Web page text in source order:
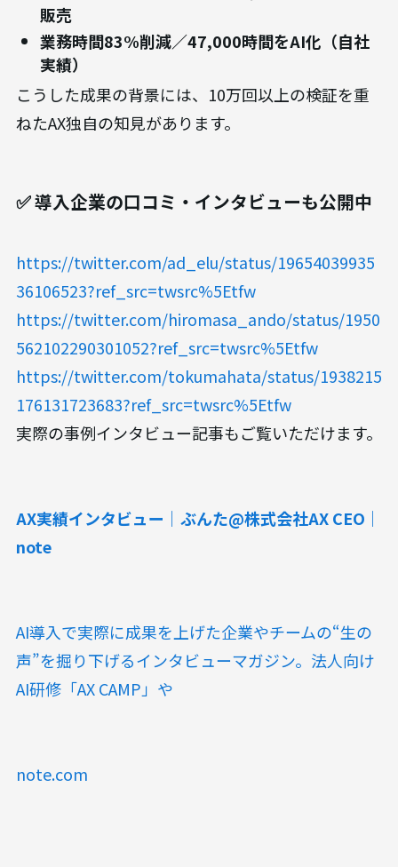
販売
業務時間83%削減／47,000時間をAI化（自社
実績）
こうした成果の背景には、10万回以上の検証を重
ねたAX独自の知見があります。
✅ 導入企業の口コミ・インタビューも公開中
https://twitter.com/ad_elu/status/19654039935
36106523?ref_src=twsrc%5Etfw
https://twitter.com/hiromasa_ando/status/1950
562102290301052?ref_src=twsrc%5Etfw
https://twitter.com/tokumahata/status/1938215
176131723683?ref_src=twsrc%5Etfw
実際の事例インタビュー記事もご覧いただけます。
AX実績インタビュー｜ぶんた@株式会社AX CEO｜
note
AI導入で実際に成果を上げた企業やチームの“生の
声”を掘り下げるインタビューマガジン。法人向け
AI研修「AX CAMP」や
note.com